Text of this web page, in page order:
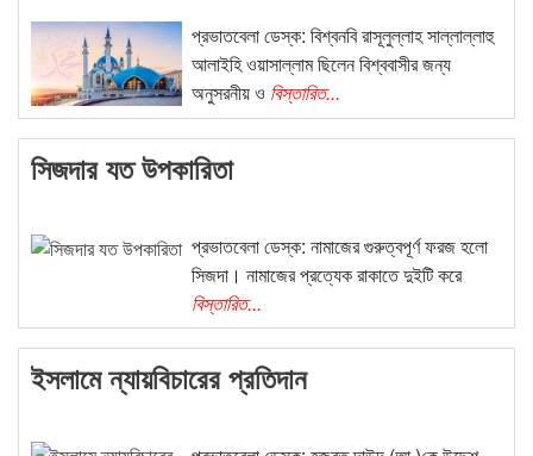
প্রভাতবেলা ডেস্ক: বিশ্বনবি রাসূলুল্লাহ সাল্লাল্লাহু
আলাইহি ওয়াসাল্লাম ছিলেন বিশ্ববাসীর জন্য
অনুসরনীয় ও বিস্তারিত...
সিজদার যত উপকারিতা
প্রভাতবেলা ডেস্ক: নামাজের গুরুত্বপূর্ণ ফরজ হলো
সিজদা। নামাজের প্রত্যেক রাকাতে দুইটি করে
বিস্তারিত...
ইসলামে ন্যায়বিচারের প্রতিদান